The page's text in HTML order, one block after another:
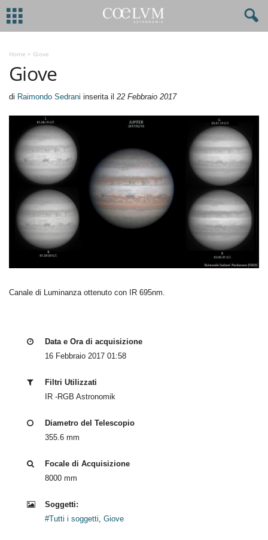
Home > Giove
Giove
di Raimondo Sedrani inserita il 22 Febbraio 2017
Canale di Luminanza ottenuto con IR 695nm.
Data e Ora di acquisizione
16 Febbraio 2017 01:58
Filtri Utilizzati
IR -RGB Astronomik
Diametro del Telescopio
355.6 mm
Focale di Acquisizione
8000 mm
Soggetti:
#Tutti i soggetti, Giove